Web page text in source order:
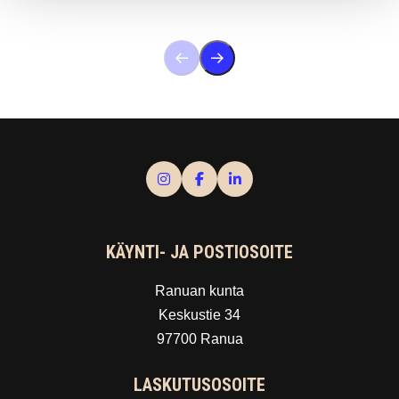
KÄYNTI- JA POSTIOSOITE
Ranuan kunta
Keskustie 34
97700 Ranua
LASKUTUSOSOITE